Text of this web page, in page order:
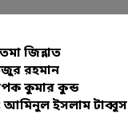
জিন্নাত
রহমান
কুমার কুন্ড
আমিনুল ইসলাম টাব্বুস